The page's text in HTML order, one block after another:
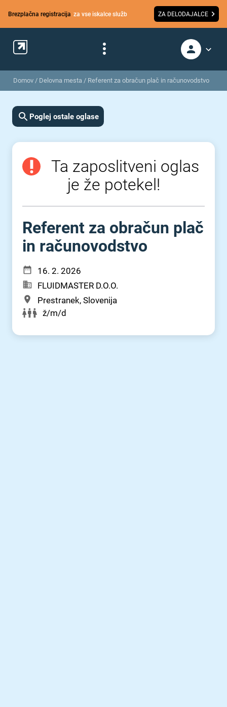
Brezplačna registracija za vse iskalce služb ZA DELODAJALCE
Domov / Delovna mesta / Referent za obračun plač in računovodstvo
Poglej ostale oglase
Ta zaposlitveni oglas
je že potekel!
Referent za obračun plač
in računovodstvo
16. 2. 2026
FLUIDMASTER D.O.O.
Prestranek, Slovenija
ž/m/d